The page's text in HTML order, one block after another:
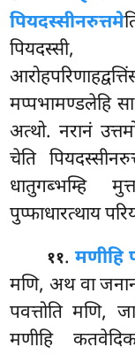
पियदस्सीनरुत्तमे
पियदस्सी,
मप्पभामण्डलेहि
अत्थो. नरानं
चेति
धातुगब्भम्हि
पुप्फाधारत्थाय
११. मणीहि
मणि, अथ वा
पवत्तोति मणि,
मणीहि